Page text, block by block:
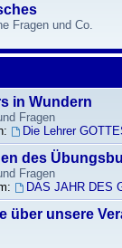
Fragen und Co.
in Wundern
Fragen
Die Lehrer
des
Fragen
DAS JAHR DES
über unsere